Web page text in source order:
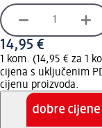
14,95 €
1 kom. (14,95 € za 1
cijena s uključenim
cijenu proizvoda.